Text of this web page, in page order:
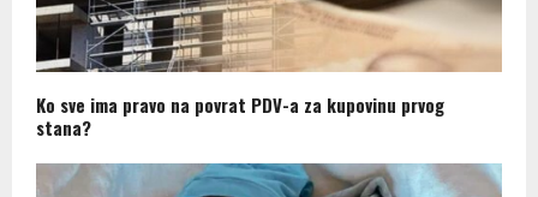
Ko sve ima pravo na povrat PDV-a za kupovinu prvog
stana?